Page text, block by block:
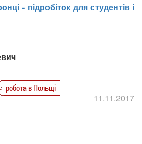
- підробіток для студентів і
робота в Польщі
11.11.2017